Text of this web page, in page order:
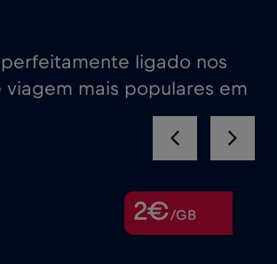
ligado nos
viagem mais populares em
2€/GB